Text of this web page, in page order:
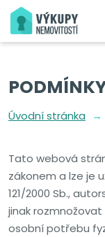
Úvodní stránka
Tato webová
zákonem a lze je
121/2000 Sb.,
jinak
osobní potřebu